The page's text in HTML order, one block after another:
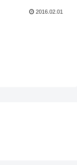
2016.02.01